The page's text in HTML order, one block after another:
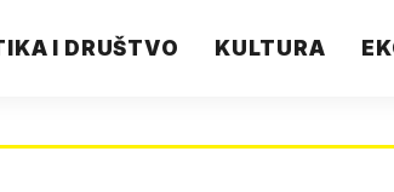
I DRUŠTVO KULTURA